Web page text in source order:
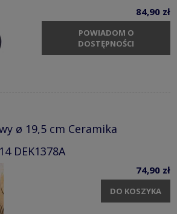
84,90 zł
POWIADOM O
DOSTĘPNOŚCI
ø 19,5 cm Ceramika
DEK1378A
74,90 zł
DO KOSZYKA